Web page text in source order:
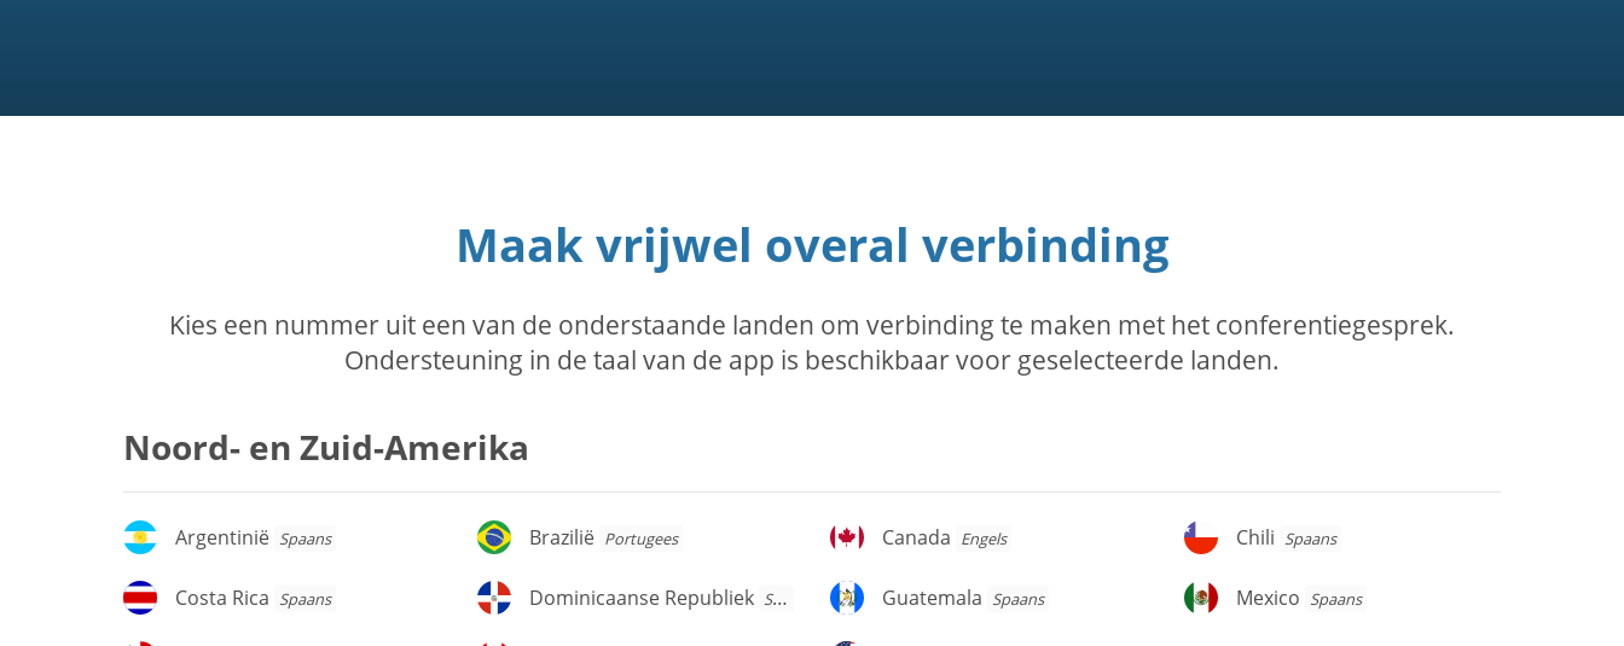
Maak vrijwel overal verbinding
Kies een nummer uit een van de onderstaande landen om verbinding te maken met het conferentiegesprek.
Ondersteuning in de taal van de app is beschikbaar voor geselecteerde landen.
Noord- en Zuid-Amerika
Argentinië
Argentinië Spaans Brazilië
Brazilië Portugees Canada
Canada Engels Chili
Chili Spaans
Costa
Costa Rica Spaans
Dominicaanse
Dominicaanse Republiek Spaans Guatemala
Guatemala Spaans Mexico
Mexico Spaans